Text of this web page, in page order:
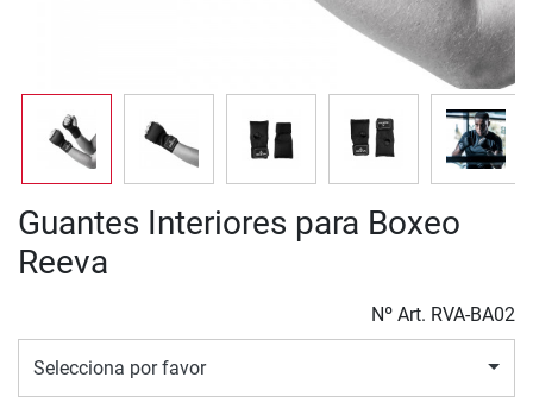
Guantes Interiores para Boxeo
Reeva
Nº Art. RVA-BA02
Selecciona por favor